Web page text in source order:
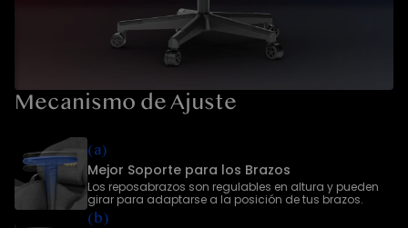
Mecanismo de Ajuste
(a)
Mejor Soporte para los Brazos
Los reposabrazos son regulables en altura y pueden
girar para adaptarse a la posición de tus brazos.
(b)